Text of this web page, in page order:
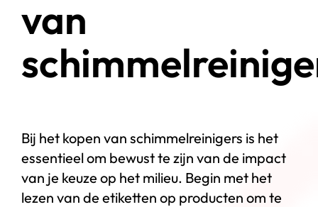
van
Bij het kopen van schimmelreinigers is het
essentieel om bewust te zijn van de impact
van je keuze op het milieu. Begin met het
lezen van de etiketten op producten om te